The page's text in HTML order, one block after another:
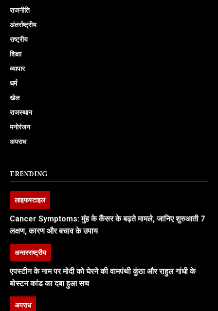
राजनीति
अंतर्राष्ट्रीय
राष्ट्रीय
शिक्षा
व्यापार
धर्म
खेल
राजस्थान
मनोरंजन
अपराध
TRENDING
लाइफस्टाइल
Cancer Symptoms: मुंह के कैंसर के बढ़ते मामले, जानिए शुरुआती 7
लक्षण, कारण और बचाव के उपाय
अन्तरराष्ट्रीय
एपस्टीन के नाम पर मोदी को घेरने की वामपंथी कुंठा और राहुल गांधी के
बोस्टन कांड का दबा हुआ सच
अपराध